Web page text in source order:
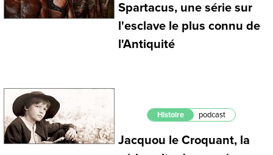
Spartacus, une série sur
l'esclave le plus connu de
l'Antiquité
Histoire podcast
Jacquou le Croquant, la